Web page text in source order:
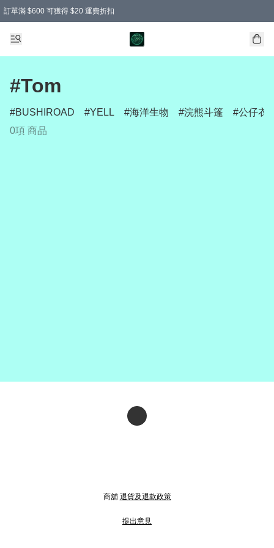
訂單滿 $600 可獲得 $20 運費折扣
#Tom
BUSHIROAD YELL 海洋生物 浣熊斗篷
公仔衣
0項 商品
商舖 退貨及退款政策
提出意見